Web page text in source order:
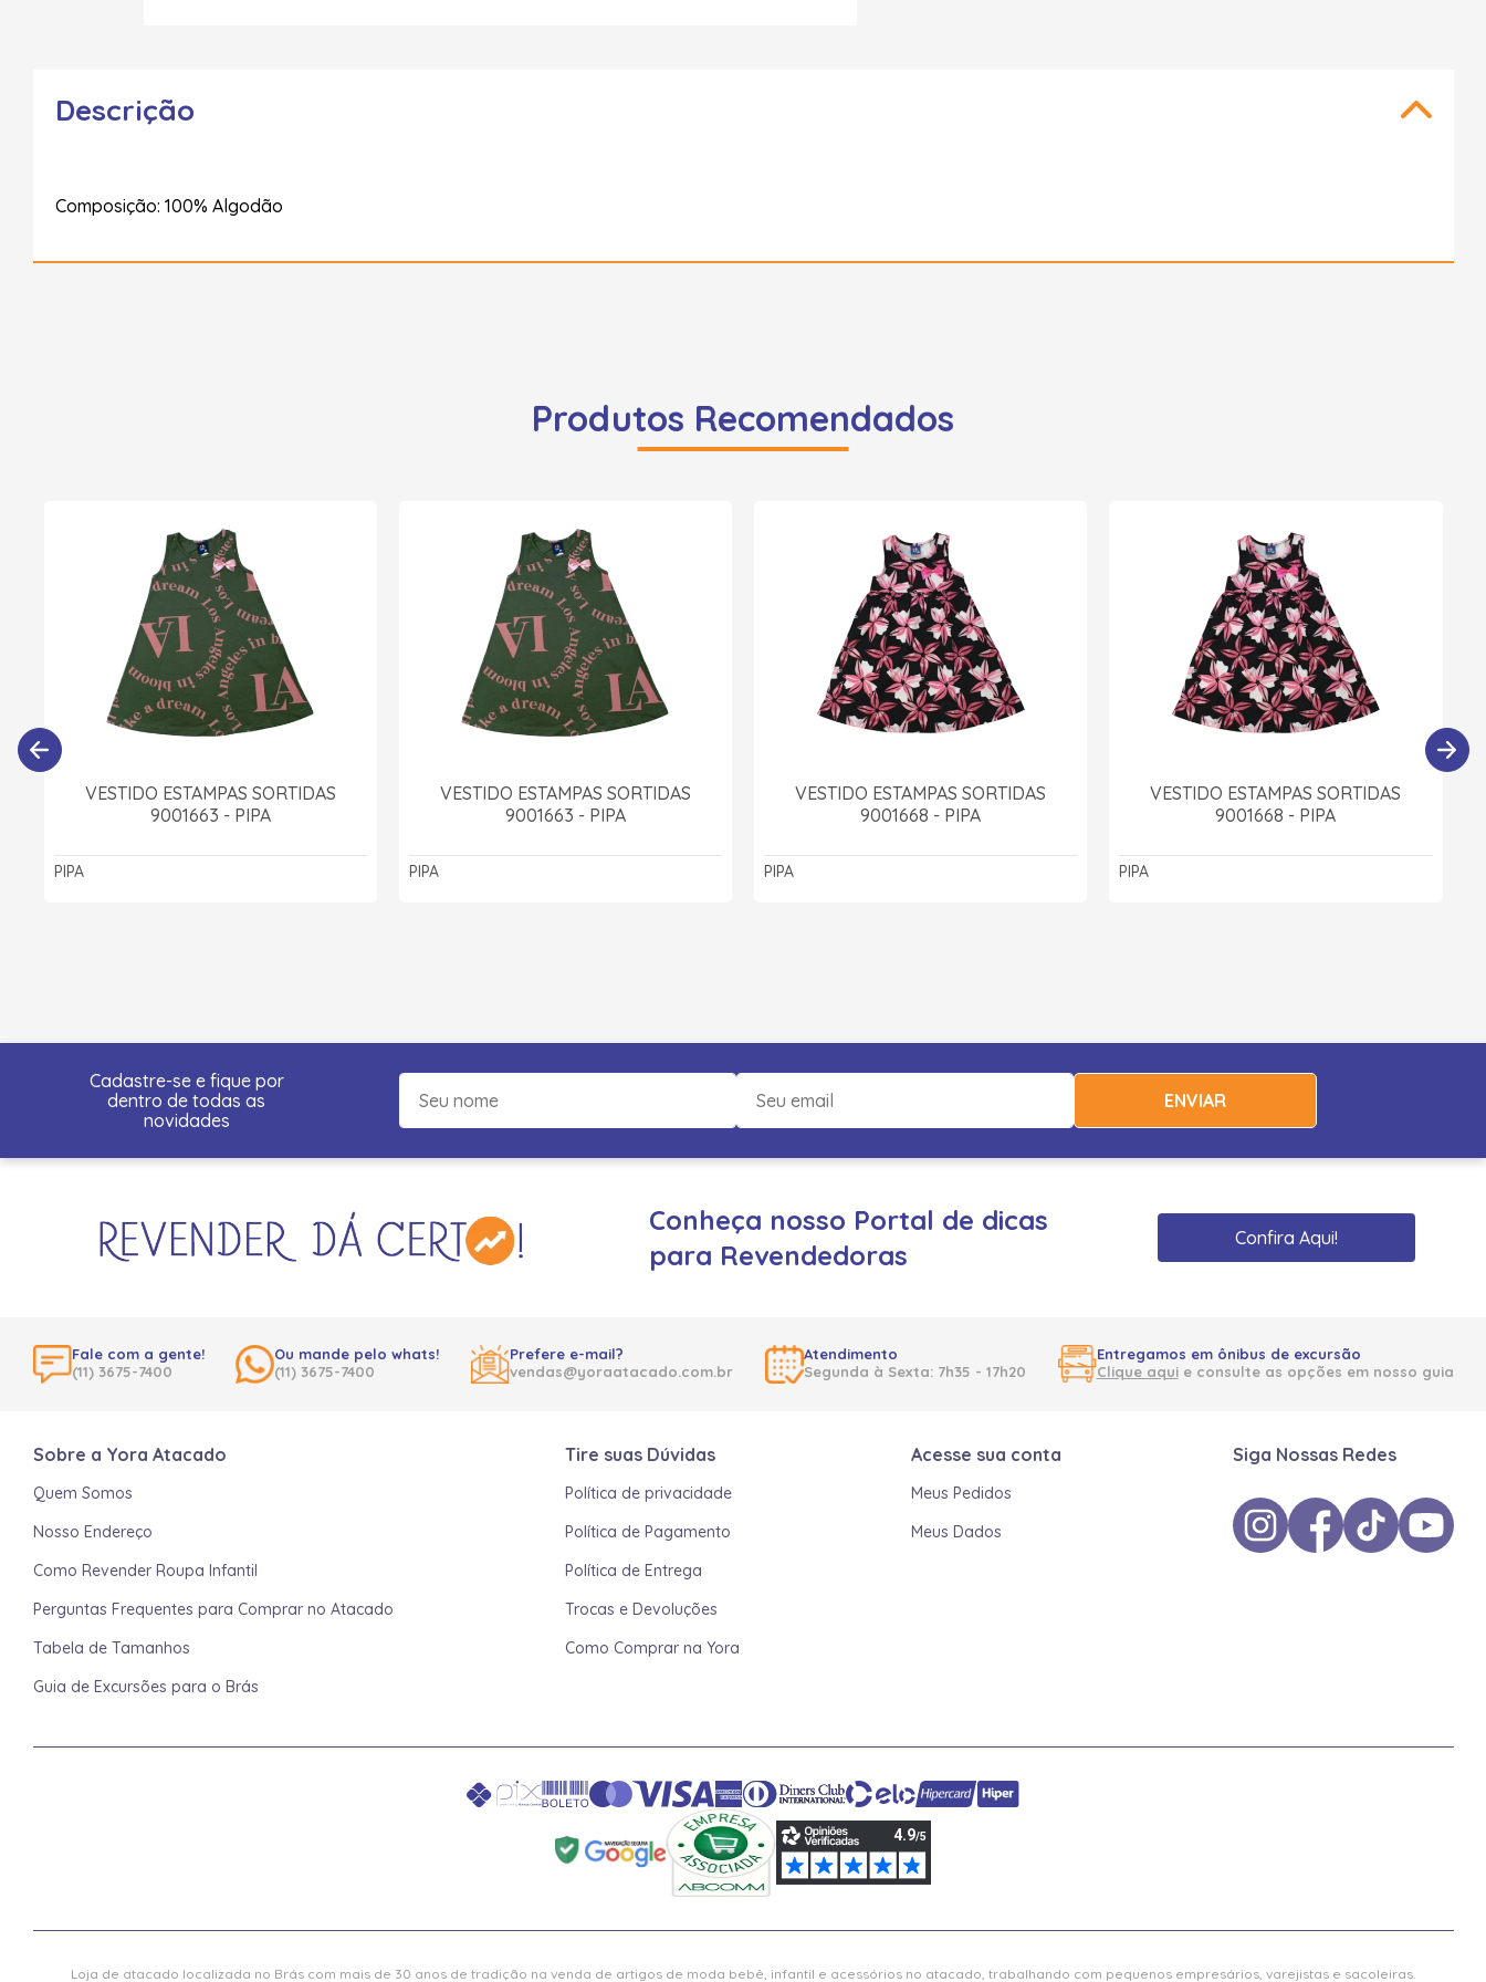
Descrição
Composição: 100% Algodão
Produtos Recomendados
VESTIDO ESTAMPAS SORTIDAS
9001663 - PIPA
PIPA
VESTIDO ESTAMPAS SORTIDAS
9001663 - PIPA
PIPA
VESTIDO ESTAMPAS SORTIDAS
9001668 - PIPA
PIPA
VESTIDO ESTAMPAS SORTIDAS
9001668 - PIPA
PIPA
Cadastre-se e fique por
dentro de todas as
novidades
ENVIAR
Conheça nosso Portal de dicas
para Revendedoras
Confira Aqui!
Fale com a gente!
(11) 3675-7400
Ou mande pelo whats!
(11) 3675-7400
Prefere e-mail?
vendas@yoraatacado.com.br
Atendimento
Segunda à Sexta: 7h35 - 17h20
Entregamos em ônibus de excursão
Clique aquie consulte as opções em nosso guia
Sobre a Yora Atacado
Quem Somos
Nosso Endereço
Como Revender Roupa Infantil
Perguntas Frequentes para Comprar no Atacado
Tabela de Tamanhos
Guia de Excursões para o Brás
Tire suas Dúvidas
Política de privacidade
Política de Pagamento
Política de Entrega
Trocas e Devoluções
Como Comprar na Yora
Acesse sua conta
Meus Pedidos
Meus Dados
Siga Nossas Redes
Loja de atacado localizada no Brás com mais de 30 anos de tradição na venda de artigos de moda bebê, infantil e acessórios no atacado, trabalhando com pequenos empresários, varejistas e sacoleiras.